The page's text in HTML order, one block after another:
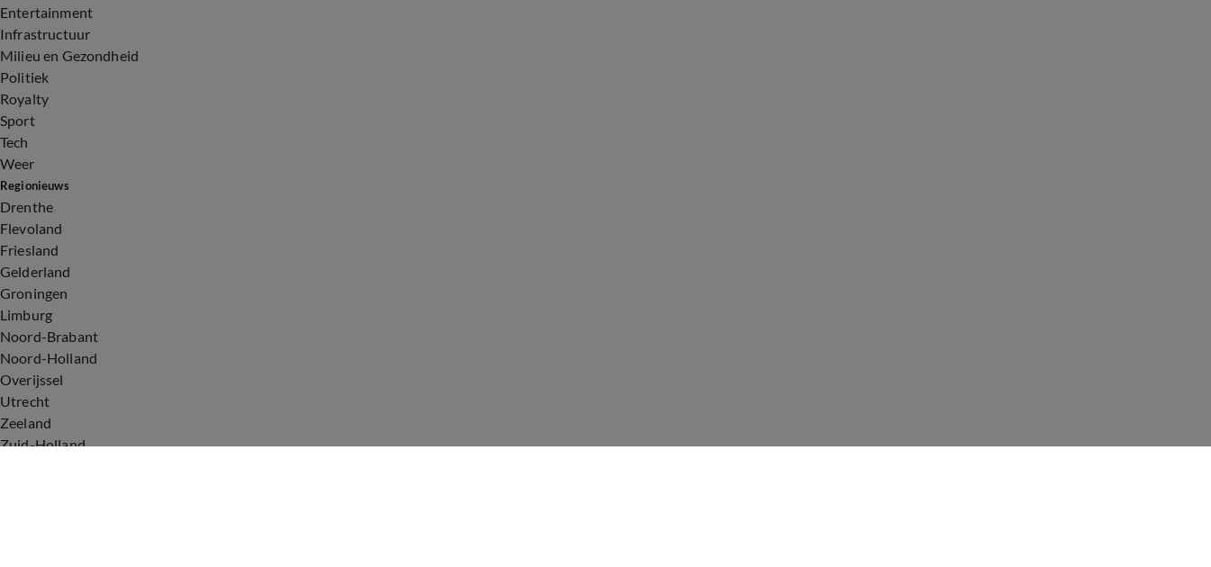
Entertainment
Infrastructuur
Milieu en Gezondheid
Politiek
Royalty
Sport
Tech
Weer
Regionieuws
Drenthe
Flevoland
Friesland
Gelderland
Groningen
Limburg
Noord-Brabant
Noord-Holland
Overijssel
Utrecht
Zeeland
Zuid-Holland